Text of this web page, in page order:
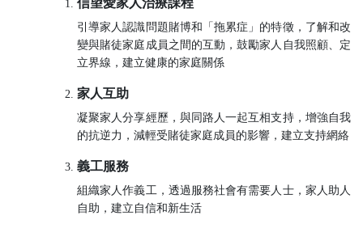
信望愛家人治療課程
引導家人認識問題賭博和「拖累症」的特徵，了解和改
變與賭徒家庭成員之間的互動，鼓勵家人自我照顧、定
立界線，建立健康的家庭關係
家人互助
凝聚家人分享經歷，與同路人一起互相支持，增強自我
的抗逆力，減輕受賭徒家庭成員的影響，建立支持網絡
義工服務
組織家人作義工，透過服務社會有需要人士，家人助人
自助，建立自信和新生活